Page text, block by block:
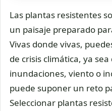
Las plantas resistentes
un paisaje preparado
Vivas donde vivas,
de crisis climática, ya
inundaciones, viento o
puede suponer un reto
Seleccionar plantas